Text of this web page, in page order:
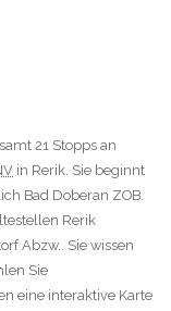
21 Stopps an
in Rerik. Sie beginnt
Bad Doberan ZOB.
Rerik
Abzw.. Sie wissen
Sie
eine interaktive Karte